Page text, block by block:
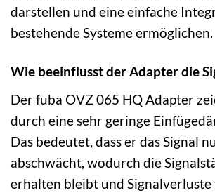
darstellen und eine einfache
bestehende Systeme ermöglichen.
Wie beeinflusst der Adapter die
Der fuba OVZ 065 HQ Adapter
durch eine sehr geringe
Das bedeutet, dass er das Signal
abschwächt, wodurch die
erhalten bleibt und